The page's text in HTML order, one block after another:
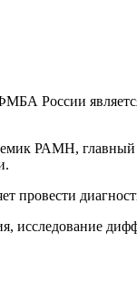
России
РАМН, главный
провести
исследование